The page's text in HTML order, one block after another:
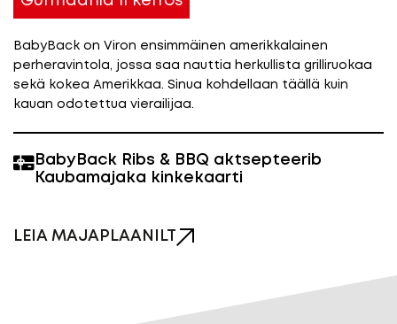
BabyBack on Viron ensimmäinen amerikkalainen
perheravintola, jossa saa nauttia herkullista grilliruokaa
sekä kokea Amerikkaa. Sinua kohdellaan täällä kuin
kauan odotettua vierailijaa.
BabyBack Ribs & BBQ aktsepteerib
Kaubamajaka kinkekaarti
LEIA MAJAPLAANILT